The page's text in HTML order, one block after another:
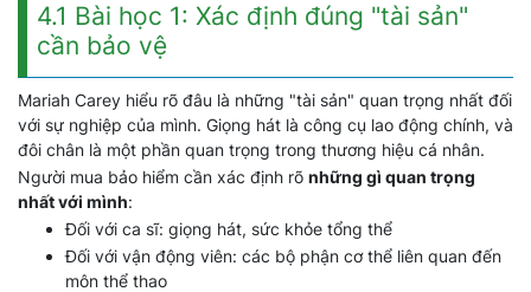
4.1 Bài học 1: Xác định đúng "tài sản"
cần bảo vệ
Mariah Carey hiểu rõ đâu là những "tài sản" quan trọng nhất đối
với sự nghiệp của mình. Giọng hát là công cụ lao động chính, và
đôi chân là một phần quan trọng trong thương hiệu cá nhân.
Người mua bảo hiểm cần xác định rõ những gì quan trọng
nhất với mình:
Đối với ca sĩ: giọng hát, sức khỏe tổng thể
Đối với vận động viên: các bộ phận cơ thể liên quan đến
môn thể thao